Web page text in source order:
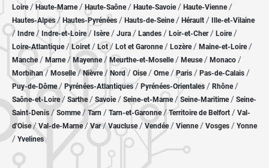
Loire/Haute-Marne/ Haute-Saône/ Haute-Savoie/ Haute-Vienne/
Hautes-Alpes/ Hautes-Pyrénées / Hauts-de-Seine/ Hérault / Ille-et-Vilaine
/ Indre/ Indre-et-Loire/ Isère/ Jura / Landes / Loir-et-Cher/ Loire/
Loire-Atlantique/ Loiret / Lot/ Lot et Garonne/ Lozère / Maine-et-Loire/
Manche/ Marne/ Mayenne/ Meurthe-et-Moselle/ Meuse/ Monaco /
Morbihan/ Moselle/ Nièvre / Nord/ Oise / Orne/Paris / Pas-de-Calais /
Puy-de-Dôme/ Pyrénées-Atlantiques / Pyrénées-Orientales / Rhône/
Saône-et-Loire/ Sarthe/ Savoie/ Seine-et-Marne/ Seine-Maritime/ Seine-
Saint-Denis /Somme/ Tarn / Tarn-et-Garonne/Territoire de Belfort / Val-
d'Oise/ Val-de-Marne/Var/Vaucluse/ Vendée/ Vienne/ Vosges / Yonne
/ Yvelines